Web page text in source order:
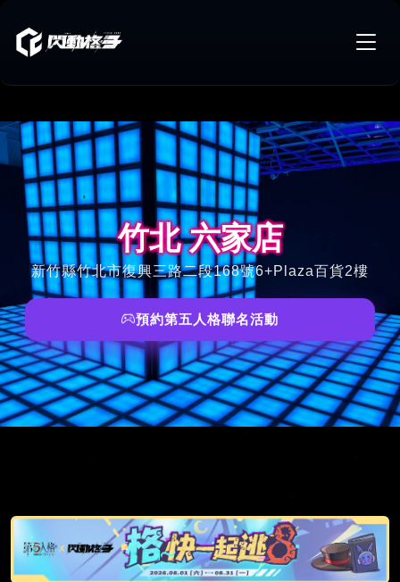
竹北 六家店
竹北 六家店
新竹縣竹北市復興三路二段168號6+Plaza百貨2樓
預約第五人格聯名活動